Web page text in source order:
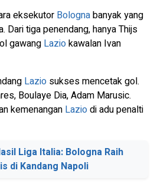
eksekutor Bolognabanyak yang
Dari tiga penendang, hanya Thijs
gawang Laziokawalan Ivan
Lazio sukses mencetak gol.
Boulaye Dia, Adam Marusic.
kemenangan Laziodi adu penalti
Liga Italia: Bologna Raih
di Kandang Napoli